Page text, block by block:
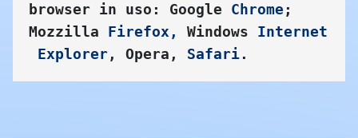
browser in uso: Google Chrome ;
Mozzilla Firefox , Windows Internet
Explorer, Opera, Safari.